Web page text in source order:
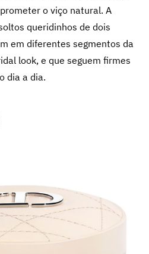
o viço natural. A
queridinhos de dois
em diferentes segmentos da
look, e que seguem firmes
dia a dia.